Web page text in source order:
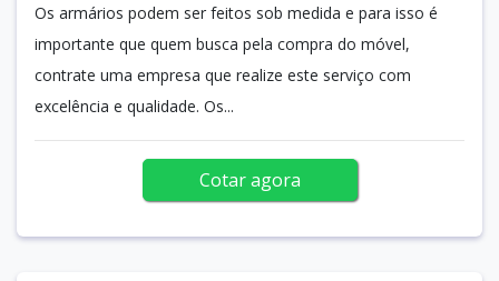
Os armários podem ser feitos sob medida e para isso é
importante que quem busca pela compra do móvel,
contrate uma empresa que realize este serviço com
excelência e qualidade. Os...
Cotar agora